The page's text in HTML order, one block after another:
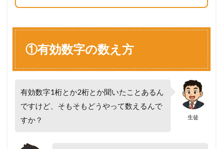
①有効数字の数え方
生徒
有効数字1桁とか2桁とか聞いたことあるん
ですけど、そもそもどうやって数えるんで
すか？